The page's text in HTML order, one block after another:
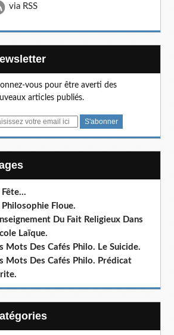
via RSS
Newsletter
vous pour être averti des
articles publiés.
Fête…
Philosophie Floue.
Du Fait Religieux Dans
Laïque.
Mots Des Cafés Philo. Le Suicide.
Mots Des Cafés Philo. Prédicat
Catégories